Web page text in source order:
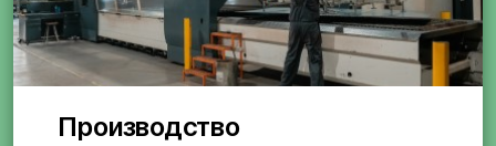
Производство